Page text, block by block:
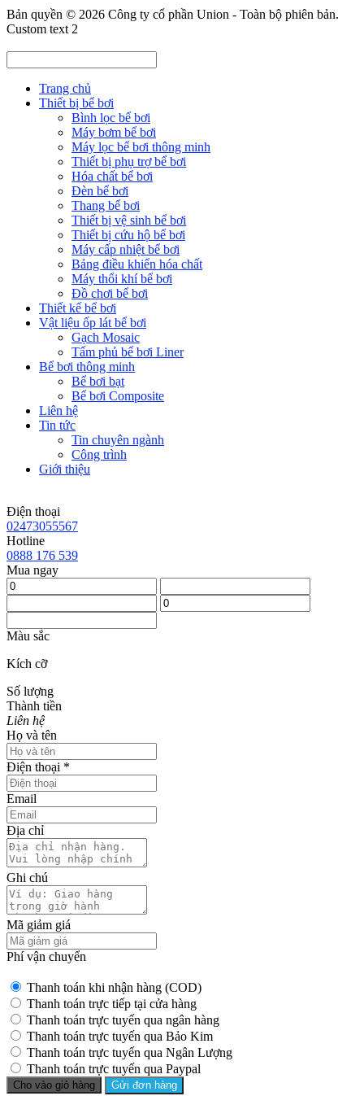
Bản quyền © 2026 Công ty cổ phần Union - Toàn bộ phiên bản.
Custom text 2
Trang chủ
Thiết bị bể bơi
Bình lọc bể bơi
Máy bơm bể bơi
Máy lọc bể bơi thông minh
Thiết bị phụ trợ bể bơi
Hóa chất bể bơi
Đèn bể bơi
Thang bể bơi
Thiết bị vệ sinh bể bơi
Thiết bị cứu hộ bể bơi
Máy cấp nhiệt bể bơi
Bảng điều khiển hóa chất
Máy thổi khí bể bơi
Đồ chơi bể bơi
Thiết kế bể bơi
Vật liệu ốp lát bể bơi
Gạch Mosaic
Tấm phủ bể bơi Liner
Bể bơi thông minh
Bể bơi bạt
Bể bơi Composite
Liên hệ
Tin tức
Tin chuyên ngành
Công trình
Giới thiệu
Điện thoại
02473055567
Hotline
0888 176 539
Mua ngay
Màu sắc
Kích cỡ
Số lượng
Thành tiền
Liên hệ
Họ và tên
Điện thoại *
Email
Địa chỉ
Ghi chú
Mã giảm giá
Phí vận chuyển
Thanh toán khi nhận hàng (COD)
Thanh toán trực tiếp tại cửa hàng
Thanh toán trực tuyến qua ngân hàng
Thanh toán trực tuyến qua Bảo Kim
Thanh toán trực tuyến qua Ngân Lượng
Thanh toán trực tuyến qua Paypal
Cho vào giỏ hàng Gửi đơn hàng